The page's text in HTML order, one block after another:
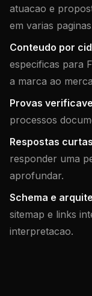
atuacao e
em varias
Conteudo por
especificas para
a marca ao
Provas
processos
Respostas
responder uma
aprofundar.
Schema e
sitemap e links
interpretacao.